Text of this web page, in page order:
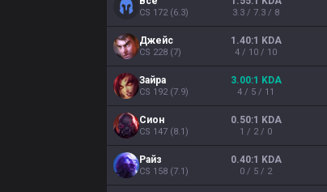
CS 172(6.3) 3.3 / 7.3 / 8
Джейс
CS 228 (7)
1.40:1 KDA
4 / 10 / 10
Зайра
CS 192(7.9)
3.00:1 KDA
4 / 5 / 11
Сион
CS 147 (8.1)
0.50:1 KDA
1 / 2 / 0
Райз
CS 158 (7.1)
0.40:1 KDA
0 / 5 / 2